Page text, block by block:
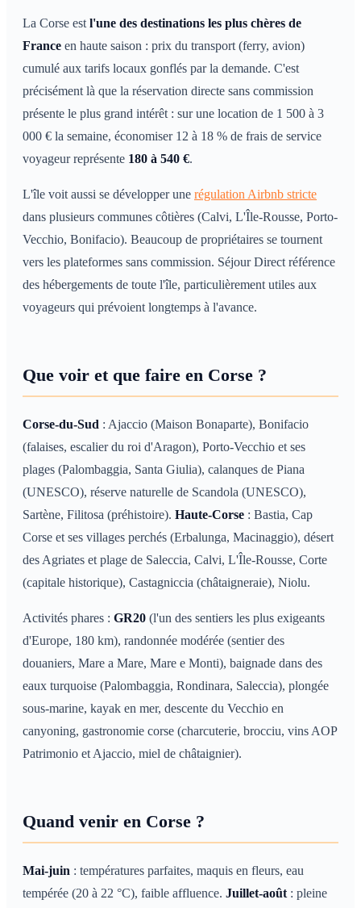
La Corse est l'une des destinations les plus chères de
France en haute saison : prix du transport (ferry, avion)
cumulé aux tarifs locaux gonflés par la demande. C'est
précisément là que la réservation directe sans commission
présente le plus grand intérêt : sur une location de 1 500 à 3
000 € la semaine, économiser 12 à 18 % de frais de service
voyageur représente 180 à 540 €.
L'île voit aussi se développer une régulation Airbnb stricte
dans plusieurs communes côtières (Calvi, L'Île-Rousse, Porto-
Vecchio, Bonifacio). Beaucoup de propriétaires se tournent
vers les plateformes sans commission. Séjour Direct référence
des hébergements de toute l'île, particulièrement utiles aux
voyageurs qui prévoient longtemps à l'avance.
Que voir et que faire en Corse ?
Corse-du-Sud : Ajaccio (Maison Bonaparte), Bonifacio
(falaises, escalier du roi d'Aragon), Porto-Vecchio et ses
plages (Palombaggia, Santa Giulia), calanques de Piana
(UNESCO), réserve naturelle de Scandola (UNESCO),
Sartène, Filitosa (préhistoire). Haute-Corse : Bastia, Cap
Corse et ses villages perchés (Erbalunga, Macinaggio), désert
des Agriates et plage de Saleccia, Calvi, L'Île-Rousse, Corte
(capitale historique), Castagniccia (châtaigneraie), Niolu.
Activités phares : GR20 (l'un des sentiers les plus exigeants
d'Europe, 180 km), randonnée modérée (sentier des
douaniers, Mare a Mare, Mare e Monti), baignade dans des
eaux turquoise (Palombaggia, Rondinara, Saleccia), plongée
sous-marine, kayak en mer, descente du Vecchio en
canyoning, gastronomie corse (charcuterie, brocciu, vins AOP
Patrimonio et Ajaccio, miel de châtaignier).
Quand venir en Corse ?
Mai-juin : températures parfaites, maquis en fleurs, eau
tempérée (20 à 22 °C), faible affluence. Juillet-août : pleine